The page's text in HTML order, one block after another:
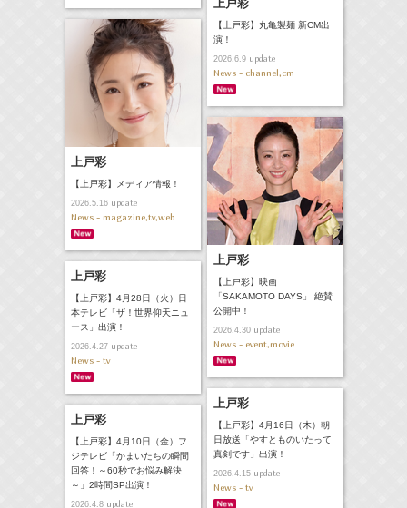
上戸彩
【上戸彩】丸亀製麺 新CM出
演！
2026.6.9update
News - channel,cm
上戸彩
【上戸彩】メディア情報！
2026.5.16update
News - magazine,tv,web
上戸彩
【上戸彩】映画
「SAKAMOTO DAYS」 絶賛
公開中！
2026.4.30update
News - event,movie
上戸彩
【上戸彩】4月28日（火）日
本テレビ「ザ！世界仰天ニュ
ース」出演！
2026.4.27update
News - tv
上戸彩
【上戸彩】4月16日（木）朝
日放送「やすとものいたって
真剣です」出演！
2026.4.15update
News - tv
上戸彩
【上戸彩】4月10日（金）フ
ジテレビ「かまいたちの瞬間
回答！～60秒でお悩み解決
～」2時間SP出演！
2026.4.8update